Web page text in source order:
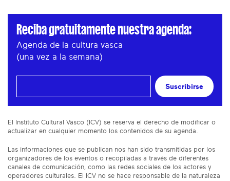
Reciba gratuitamente nuestra agenda:
Agenda de la cultura vasca
(una vez a la semana)
Suscribirse
El Instituto Cultural Vasco (ICV) se reserva el derecho de modificar o
actualizar en cualquier momento los contenidos de su agenda.
Las informaciones que se publican nos han sido transmitidas por los
organizadores de los eventos o recopiladas a través de diferentes
canales de comunicación, como las redes sociales de los actores y
operadores culturales. El ICV no se hace responsable de la naturaleza